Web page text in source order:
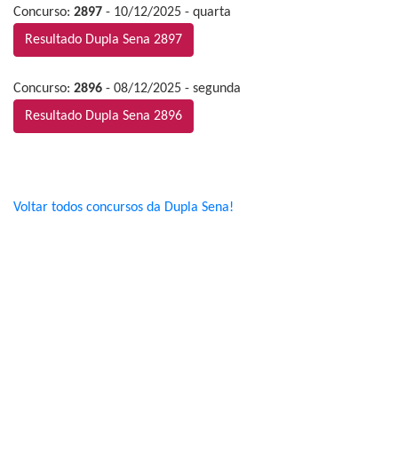
Concurso: 2897 - 10/12/2025 - quarta
Resultado Dupla Sena 2897
Concurso: 2896 - 08/12/2025 - segunda
Resultado Dupla Sena 2896
Voltar todos concursos da Dupla Sena!